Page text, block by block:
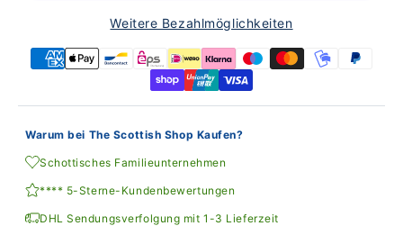
Weitere Bezahlmöglichkeiten
Warum bei The Scottish Shop Kaufen?
Schottisches Familieunternehmen
**** 5-Sterne-Kundenbewertungen
DHL Sendungsverfolgung mit 1-3 Lieferzeit